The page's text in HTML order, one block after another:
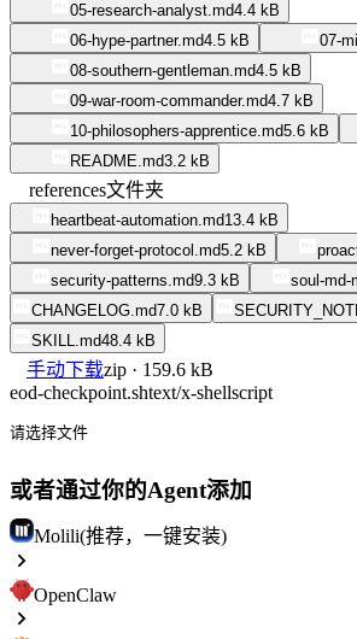
05-research-analyst.md4.4 kB
06-hype-partner.md4.5 kB 07-
08-southern-gentleman.md4.5 kB
09-war-room-commander.md4.7 kB
10-philosophers-apprentice.md5.6 kB
README.md3.2 kB
references文件夹
heartbeat-automation.md13.4 kB
never-forget-protocol.md5.2 kB
security-patterns.md9.3 kB soul-md-
CHANGELOG.md7.0 kB
SKILL.md48.4 kB
手动下载zip · 159.6 kB
eod-checkpoint.shtext/x-shellscript
请选择文件
或者通过你的Agent添加
Molili(推荐，一键安装)
OpenClaw